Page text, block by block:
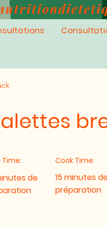
Time:
de
Cook Time:
15 minutes
préparation